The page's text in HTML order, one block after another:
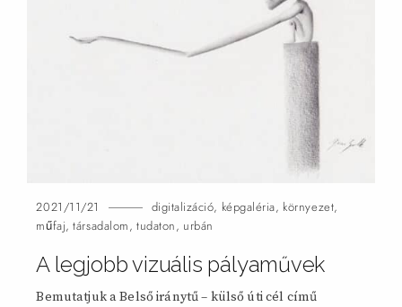
2021/11/21 digitalizáció, képgaléria, környezet,
műfaj,társadalom, tudaton, urbán
A legjobb vizuális pályaművek
Bemutatjuk a Belső iránytű – külső úti cél című